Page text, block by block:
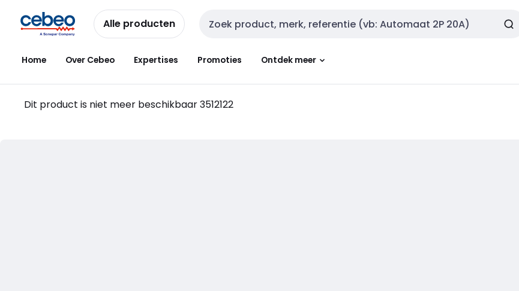
naar
navigatie
naar
inhoud
Alle producten Zoekveld invoer
Home Over Cebeo Expertises Promoties Ontdek meer
Dit product is niet meer beschikbaar3512122